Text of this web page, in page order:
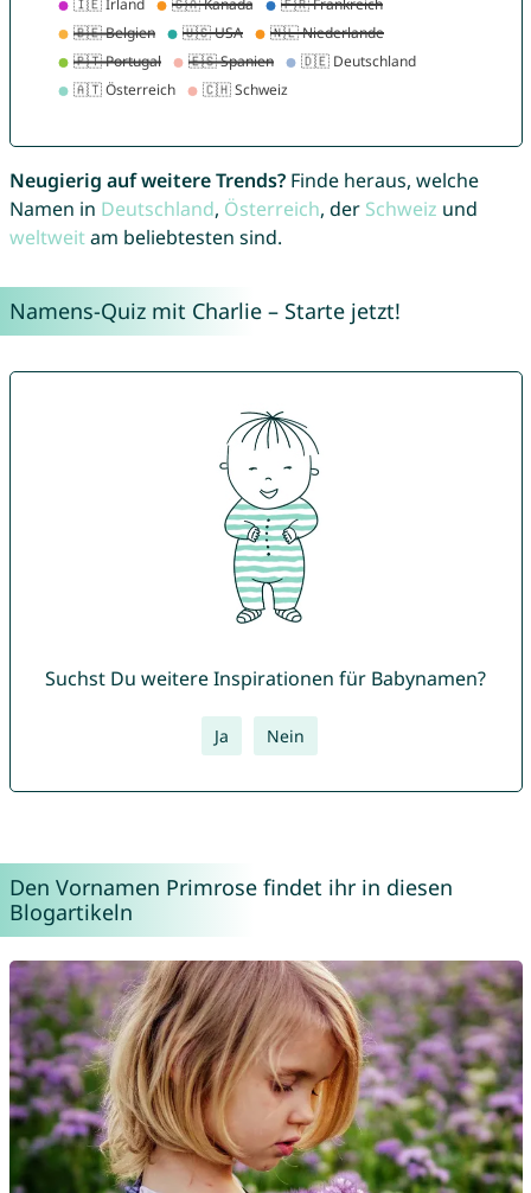
Neugierig auf weitere Trends?Finde heraus, welche
Namen in Deutschland, Österreich, der Schweiz und
weltweitam beliebtesten sind.
Namens-Quiz mit Charlie – Starte jetzt!
Suchst Du weitere Inspirationen für Babynamen?
Ja Nein
Den Vornamen Primrose findet ihr in diesen
Blogartikeln